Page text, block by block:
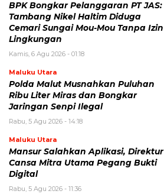
BPK Bongkar Pelanggaran PT JAS:
Tambang Nikel Haltim Diduga
Cemari Sungai Mou-Mou Tanpa Izin
Lingkungan
Kamis, 6 Agu 2026 - 01:18
Maluku Utara
Polda Malut Musnahkan Puluhan
Ribu Liter Miras dan Bongkar
Jaringan Senpi Ilegal
Rabu, 5 Agu 2026 - 14:18
Maluku Utara
Mansur Salahkan Aplikasi, Direktur
Cansa Mitra Utama Pegang Bukti
Digital
Rabu, 5 Agu 2026 - 11:36